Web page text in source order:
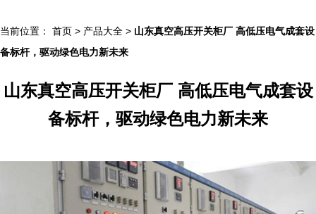
当前位置： 首页 > 产品大全 > 山东真空高压开关柜厂 高低压电气成套设
备标杆，驱动绿色电力新未来
山东真空高压开关柜厂 高低压电气成套设
备标杆，驱动绿色电力新未来